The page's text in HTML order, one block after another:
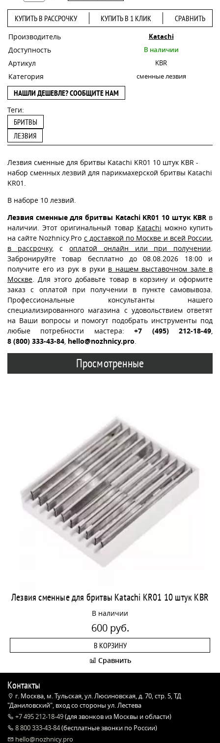
КУПИТЬ В РАССРОЧКУ КУПИТЬ В 1 КЛИК СРАВНИТЬ
Производитель Katachi
Доступность В наличии
Артикул KBR
Категория сменные лезвия
НАШЛИ ДЕШЕВЛЕ? СООБЩИТЕ НАМ
Теги:
БРИТВЫ
ЛЕЗВИЯ
Лезвия сменные для бритвы Katachi KR01 10 штук KBR -
набор сменных лезвий для парикмахерской бритвы Katachi
KR01.
В наборе 10 лезвий.
Лезвия сменные для бритвы Katachi KR01 10 штук KBR в
наличии. Этот оригинальный товар Katachi можно купить
на сайте Nozhnicy.Pro с доставкой по Москве и всей России
в рассрочку, соплатой онлайн или при получении
Забронируйте товар бесплатно до 08.08.2026 18:00 и
получите его из рук в руки в нашем выставочном зале в
Москве . Для этого добавьте товар в корзину и оформите
заказ с оплатой при получении в пункте самовывоза.
Профессиональные консультанты нашего
специализированного магазина с удовольствием ответят
на Ваши вопросы и помогут подобрать инструменты под
любые потребности мастера:+7 (495) 212-18-49
8 (800) 333-43-84 hello@nozhnicy.pro
Просмотренные
Лезвия сменные для бритвы Katachi KR01 10 штук KBR
В наличии
600 руб.
В КОРЗИНУ
Сравнить
Контакты
г. Москва, м. Тульская, ул. Люсиновская, д. 70, стр. 5, ТД
"Даниловский", вход со стороны ул. Лестева
+7 495 212-18-49(для звонков из Москвы и области)
8 800 333-43-84(бесплатные звонки по России)
hello@nozhnicy.pro